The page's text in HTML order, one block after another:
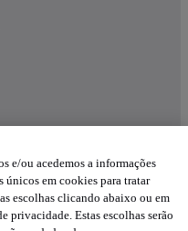
e/ou acedemos a informações
em cookies para tratar
escolhas clicando abaixo ou em
privacidade. Estas escolhas serão